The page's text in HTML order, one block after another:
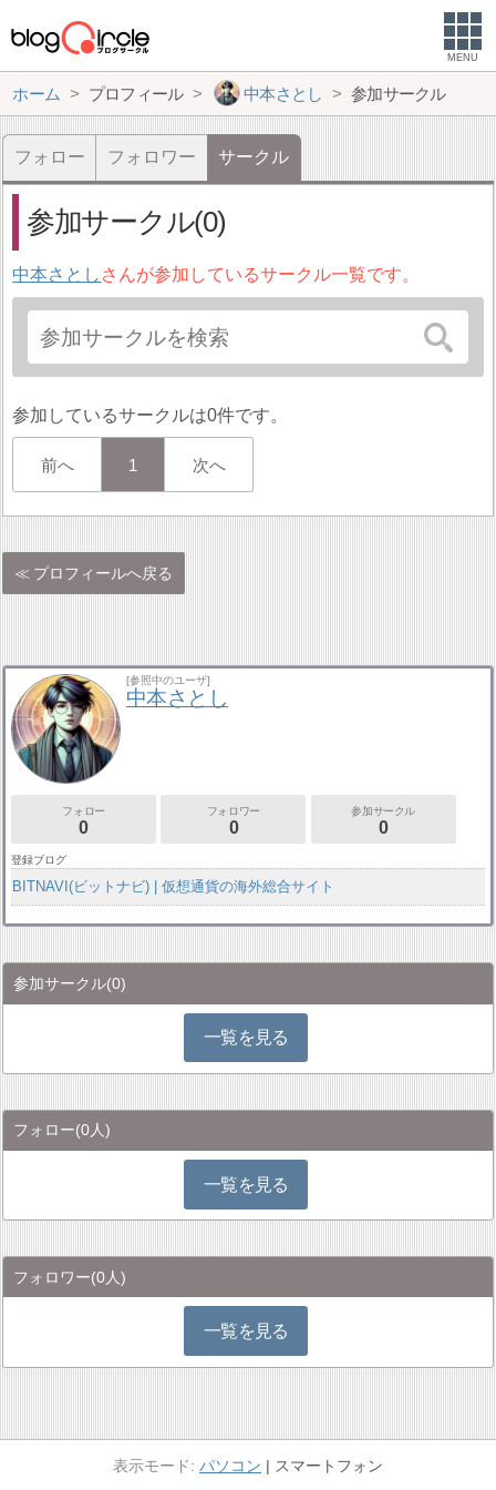
MENU
ホーム プロフィール 中本さとし 参加サークル
フォロー フォロワー サークル
参加サークル(0)
中本さとし さんが参加しているサークル一覧です。
参加しているサークルは0件です。
前へ 1 次へ
プロフィールへ戻る
[参照中のユーザ]
中本さとし
フォロー
0
フォロワー
0
参加サークル
0
登録ブログ
BITNAVI(ビットナビ) | 仮想通貨の海外総合サイト
参加サークル(0)
一覧を見る
フォロー(0人)
一覧を見る
フォロワー(0人)
一覧を見る
パソコン スマートフォン